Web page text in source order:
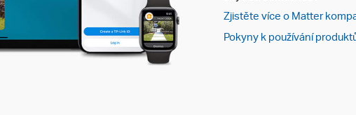
Zjistěte více o Matter
Pokyny k používání